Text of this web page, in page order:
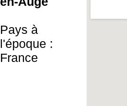
Pays à
l'époque :
France